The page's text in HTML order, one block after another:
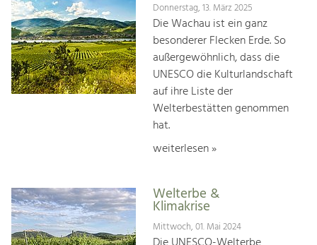
Soziales, Bildung &
Identität
Gleichberechtigung, Jugend und
Integration
Mobilität & Energie
Klimawandel, öffentlicher Verkehr und
Steigerung regionaler Wertschöpfung
Donnerstag, 13. März 2025
Die Wachau ist ein ganz
besonderer Flecken Erde. So
außergewöhnlich, dass die
UNESCO die Kulturlandschaft
auf ihre Liste der
Welterbestätten genommen
hat.
weiterlesen »
Welterbe &
Klimakrise
Mittwoch, 01. Mai 2024